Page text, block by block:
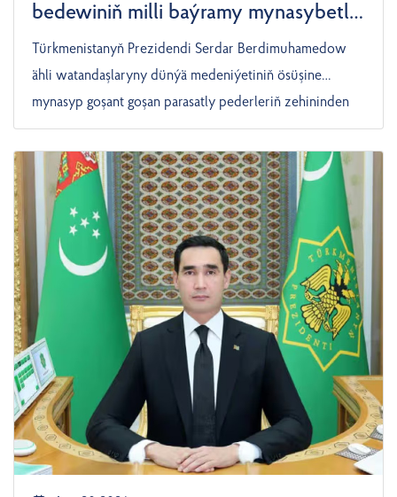
bedewiniň milli baýramy mynasybetli
ähli watandaşlaryny gutlady
Türkmenistanyň Prezidendi Serdar Berdimuhamedow
ähli watandaşlaryny dünýä medeniýetiniň ösüşine
mynasyp goşant goşan parasatly pederleriň zehininden
kemal tapan, halk seçgisi esasynda döredilen şan-şöhratly
bedewleriň şanyna uly dabara bilen döwlet derejesinde
bellenilýän Türkmen bedewiniň milli baýramy
mynasybetli tüýs ýürekden gutlady. Bu barada TDH
habar berýär. Döwlet Baştutany Gutlagynda merdana
halkyň durmuşynda ganatly bedewleriň tutýan ornunyň
aýratyn ähmiýete eýedigini, gadymy döwürlerden bäri
«asman atlary», «Nusaý atlary», «ganatly bedewler»
diýlip dünýä meşhur bolan behişdi bedewleriň halkyň
milli buýsanjy, göz guwanjy hem-de gymmatly
baýlygydygyny hem-de halk arasynda aýdylýan «Aty
baryň ganaty bar», «Taý ata ýetirer, at — myrada», «At —
döwletlilik», «At rysgaly alnynda» ýaly parasatly
jümleleriň munuň aýdyň beýanydygyny belleýär.